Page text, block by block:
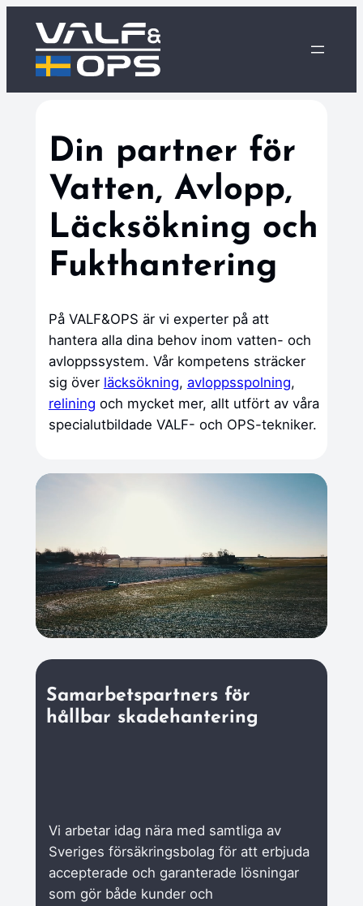
innehåll
Din partner för
Vatten, Avlopp,
Läcksökning och
Fukthantering
På VALF&OPS är vi experter på att
hantera alla dina behov inom vatten- och
avloppssystem. Vår kompetens sträcker
sig över läcksökning, avloppsspolning,
relining och mycket mer, allt utfört av våra
specialutbildade VALF- och OPS-tekniker.
Samarbetspartners för
hållbar skadehantering
Vi arbetar idag nära med samtliga av
Sveriges försäkringsbolag för att erbjuda
accepterade och garanterade lösningar
som gör både kunder och